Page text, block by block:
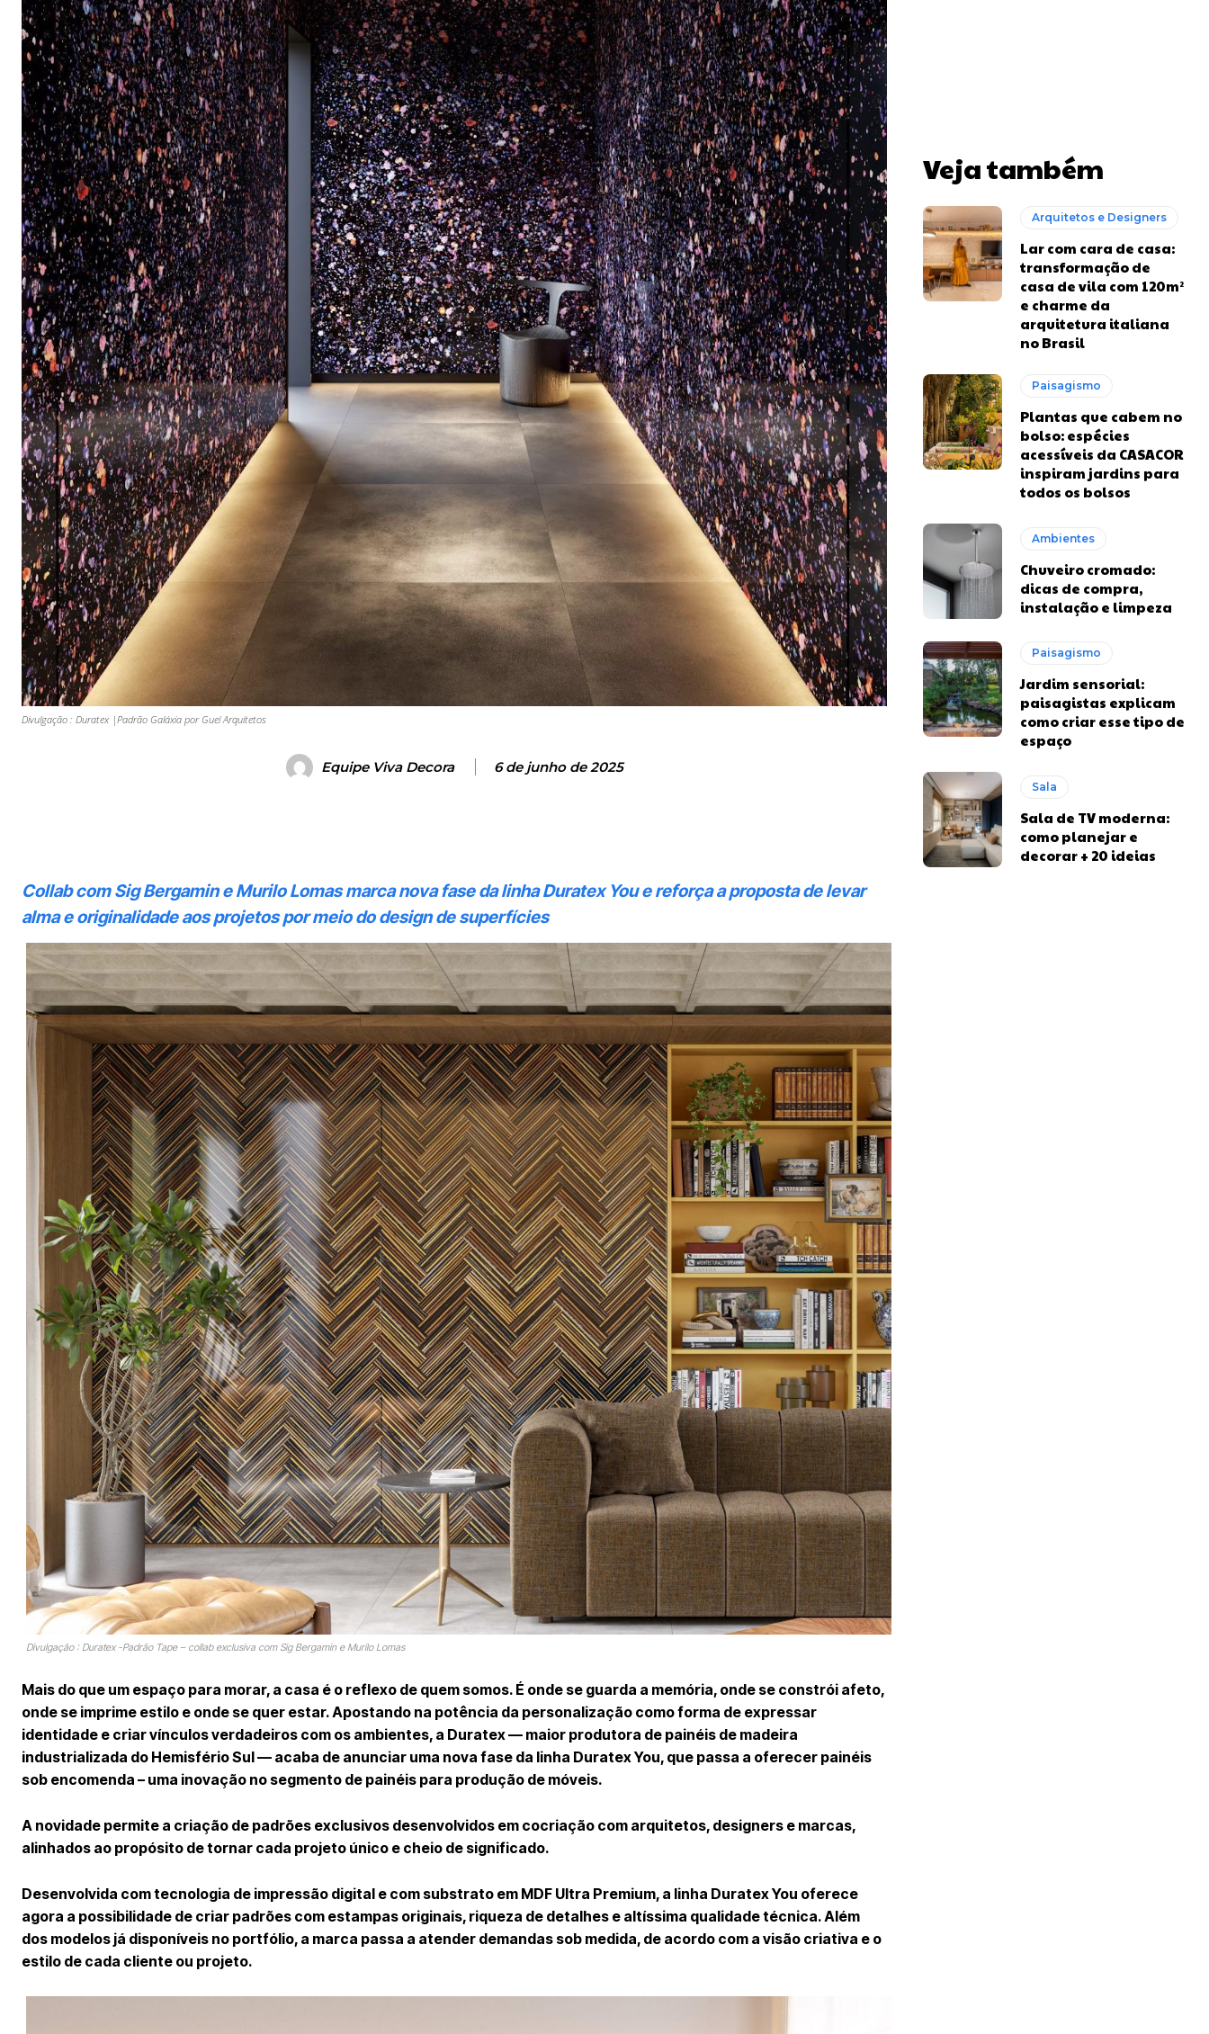
Divulgação : Duratex |Padrão Galáxia por Guel Arquitetos
Equipe Viva Decora 6 de junho de 2025
Collab com Sig Bergamin e Murilo Lomas marca nova fase da linha Duratex You e reforça a proposta de levar
alma e originalidade aos projetos por meio do design de superfícies
Divulgação : Duratex -Padrão Tape – collab exclusiva com Sig Bergamin e Murilo Lomas
Mais do que um espaço para morar, a casa é o reflexo de quem somos. É onde se guarda a memória, onde se constrói afeto,
onde se imprime estilo e onde se quer estar. Apostando na potência da personalização como forma de expressar
identidade e criar vínculos verdadeiros com os ambientes, a Duratex— maior produtora de painéis de madeira
industrializada do Hemisfério Sul — acaba de anunciar uma nova fase da linha Duratex You, que passa a oferecer painéis
sob encomenda – uma inovação no segmento de painéis para produção de móveis.
A novidade permite a criação de padrões exclusivos desenvolvidos em cocriação com arquitetos, designers e marcas,
alinhados ao propósito de tornar cada projeto único e cheio de significado.
Desenvolvida com tecnologia de impressão digital e com substrato em MDF Ultra Premium, a linha Duratex You oferece
agora a possibilidade de criar padrões com estampas originais, riqueza de detalhes e altíssima qualidade técnica. Além
dos modelos já disponíveis no portfólio, a marca passa a atender demandas sob medida, de acordo com a visão criativa e o
estilo de cada cliente ou projeto.
Veja também
Arquitetos e Designers
Lar com cara de casa:
transformação de
casa de vila com 120m²
e charme da
arquitetura italiana
no Brasil
Paisagismo
Plantas que cabem no
bolso: espécies
acessíveis da CASACOR
inspiram jardins para
todos os bolsos
Ambientes
Chuveiro cromado:
dicas de compra,
instalação e limpeza
Paisagismo
Jardim sensorial:
paisagistas explicam
como criar esse tipo de
espaço
Sala
Sala de TV moderna:
como planejar e
decorar + 20 ideias